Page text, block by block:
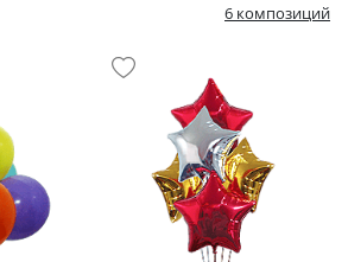
6 композиций